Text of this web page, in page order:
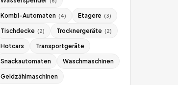
Kombi-Automaten (4) Etagere (3)
Tischdecke (2) Trocknergeräte (2)
Hotcars Transportgeräte
Snackautomaten Waschmaschinen
Geldzählmaschinen